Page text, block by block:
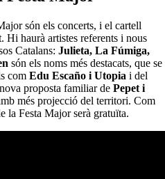
són els concerts, i el cartell
Hi haurà artistes referents i nous
Catalans: Julieta, La Fúmiga,
són els noms més destacats, que se
com Edu Escaño i Utopia i del
proposta familiar de Pepet i
més projecció del territori. Com
la Festa Major serà gratuïta.